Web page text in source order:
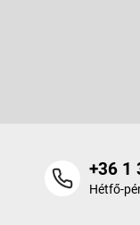
+36 1
Hétfő-